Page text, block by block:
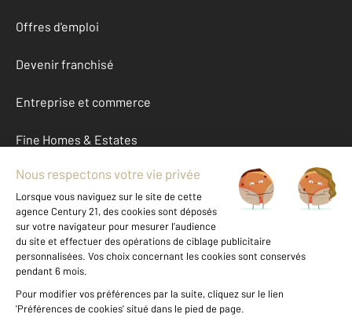
Offres d'emploi
Devenir franchisé
Entreprise et commerce
Fine Homes & Estates
À propos
International
Nous contacter